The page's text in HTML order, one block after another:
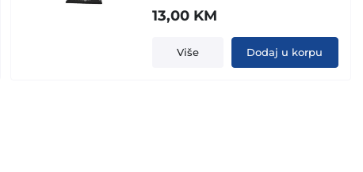
13,00 KM
Više Dodaj u korpu